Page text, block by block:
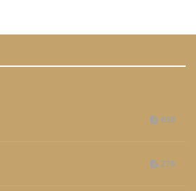
658
276